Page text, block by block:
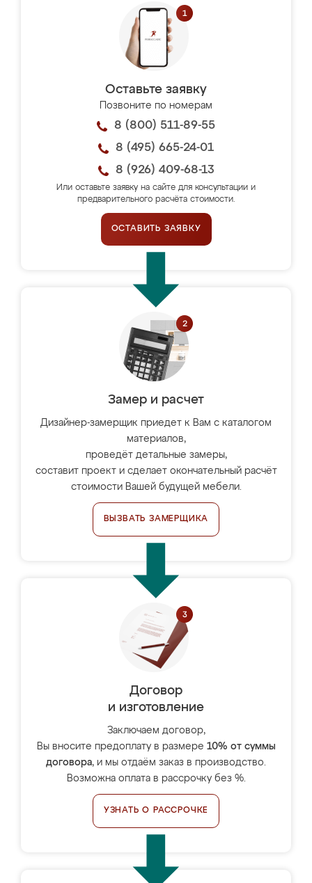
Оставьте заявку
Позвоните по номерам
8 (800) 511-89-55
8 (495) 665-24-01
8 (926) 409-68-13
Или оставьте заявку на сайте для консультации и
предварительного расчёта стоимости.
ОСТАВИТЬ ЗАЯВКУ
Замер и расчет
Дизайнер-замерщик приедет к Вам с каталогом
материалов,
проведёт детальные замеры,
составит проект и сделает окончательный расчёт
стоимости Вашей будущей мебели.
ВЫЗВАТЬ ЗАМЕРЩИКА
Договор
и изготовление
Заключаем договор,
Вы вносите предоплату в размере 10% от суммы
договора, и мы отдаём заказ в производство.
Возможна оплата в рассрочку без %.
УЗНАТЬ О РАССРОЧКЕ